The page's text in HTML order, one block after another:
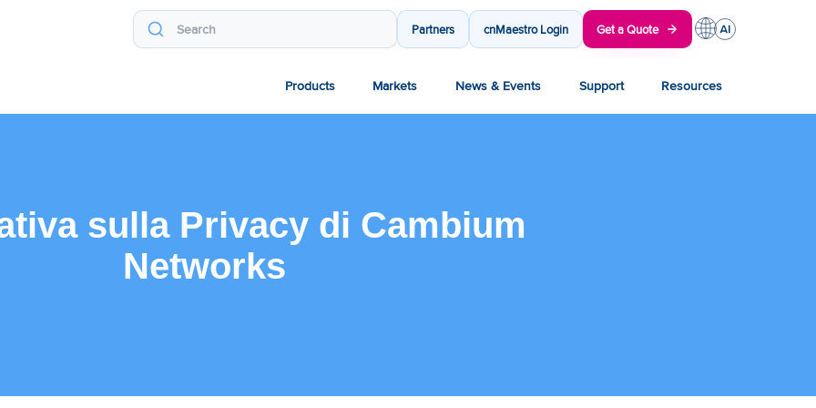
Partners cnMaestro Login Get a Quote
Products Markets News & Events Support Resources
sulla Privacy di Cambium
Networks